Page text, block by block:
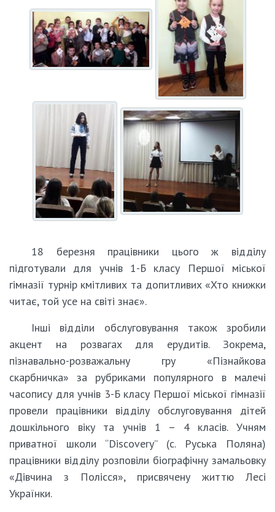
18 березня працівники цього ж відділу
підготували для учнів 1-Б класу Першої міської
гімназії турнір кмітливих та допитливих «Хто книжки
читає, той усе на світі знає».
Інші відділи обслуговування також зробили
акцент на розвагах для ерудитів. Зокрема,
пізнавально-розважальну гру «Пізнайкова
скарбничка» за рубриками популярного в малечі
часопису для учнів 3-Б класу Першої міської гімназії
провели працівники відділу обслуговування дітей
дошкільного віку та учнів 1 – 4 класів. Учням
приватної школи “Discovery” (c. Руська Поляна)
працівники відділу розповіли біографічну замальовку
«Дівчина з Полісся», присвячену життю Лесі
Українки.